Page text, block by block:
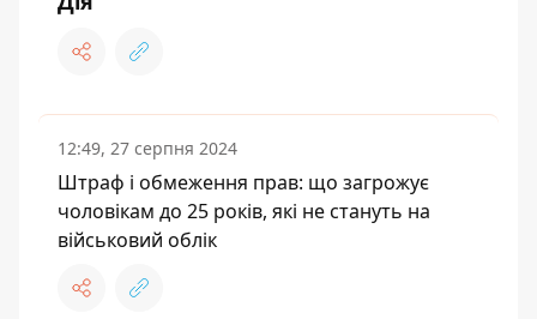
12:49, 27 серпня 2024
Штраф і обмеження прав: що загрожує
чоловікам до 25 років, які не стануть на
військовий облік